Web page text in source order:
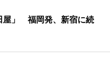
屋」 福岡発、新宿に続